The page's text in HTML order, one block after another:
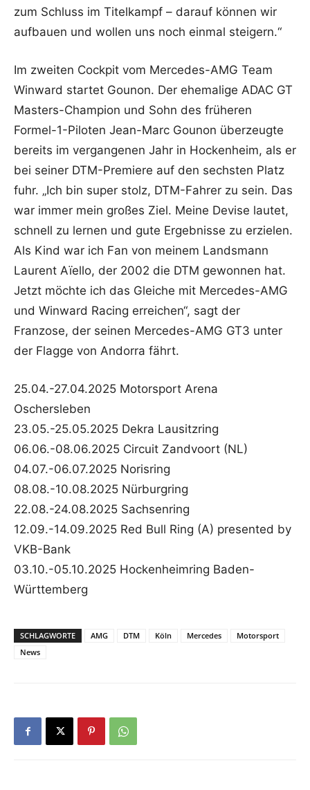
zum Schluss im Titelkampf – darauf können wir
aufbauen und wollen uns noch einmal steigern.“
Im zweiten Cockpit vom Mercedes-AMG Team
Winward startet Gounon. Der ehemalige ADAC GT
Masters-Champion und Sohn des früheren
Formel-1-Piloten Jean-Marc Gounon überzeugte
bereits im vergangenen Jahr in Hockenheim, als er
bei seiner DTM-Premiere auf den sechsten Platz
fuhr. „Ich bin super stolz, DTM-Fahrer zu sein. Das
war immer mein großes Ziel. Meine Devise lautet,
schnell zu lernen und gute Ergebnisse zu erzielen.
Als Kind war ich Fan von meinem Landsmann
Laurent Aïello, der 2002 die DTM gewonnen hat.
Jetzt möchte ich das Gleiche mit Mercedes-AMG
und Winward Racing erreichen“, sagt der
Franzose, der seinen Mercedes-AMG GT3 unter
der Flagge von Andorra fährt.
25.04.-27.04.2025 Motorsport Arena
Oschersleben
23.05.-25.05.2025 Dekra Lausitzring
06.06.-08.06.2025 Circuit Zandvoort (NL)
04.07.-06.07.2025 Norisring
08.08.-10.08.2025 Nürburgring
22.08.-24.08.2025 Sachsenring
12.09.-14.09.2025 Red Bull Ring (A) presented by
VKB-Bank
03.10.-05.10.2025 Hockenheimring Baden-
Württemberg
SCHLAGWORTE AMG DTM Köln Mercedes
Motorsport
News